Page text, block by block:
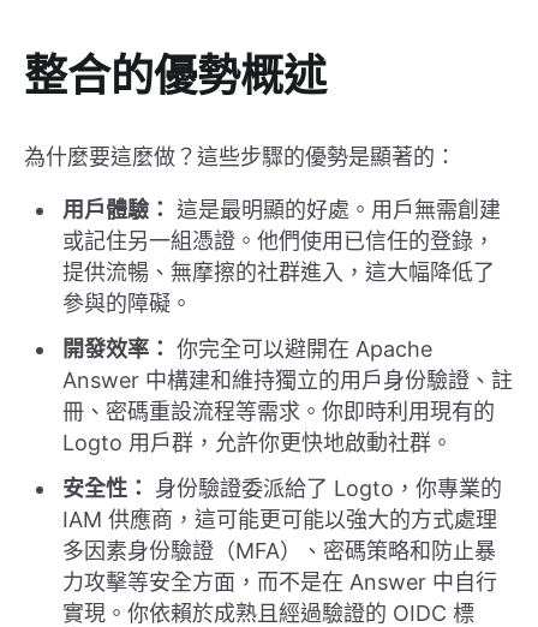
整合的優勢概述
為什麼要這麼做？這些步驟的優勢是顯著的：
用戶體驗： 這是最明顯的好處。用戶無需創建
或記住另一組憑證。他們使用已信任的登錄，
提供流暢、無摩擦的社群進入，這大幅降低了
參與的障礙。
開發效率： 你完全可以避開在 Apache
Answer 中構建和維持獨立的用戶身份驗證、註
冊、密碼重設流程等需求。你即時利用現有的
Logto 用戶群，允許你更快地啟動社群。
安全性：
身份驗證委派給了 Logto，你專業的
IAM 供應商，這可能更可能以強大的方式處理
多因素身份驗證（MFA）、密碼策略和防止暴
力攻擊等安全方面，而不是在 Answer 中自行
實現。你依賴於成熟且經過驗證的 OIDC 標